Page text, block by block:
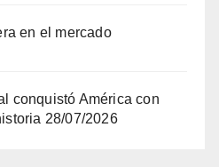
en el mercado
conquistó América con
28/07/2026